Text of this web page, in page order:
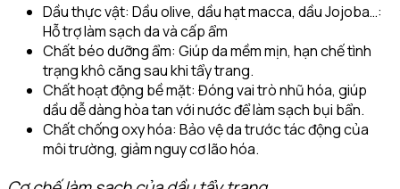
Dầu thực vật: Dầu olive, dầu hạt macca, dầu Jojoba…:
Hỗ trợ làm sạch da và cấp ẩm
Chất béo dưỡng ẩm: Giúp da mềm mịn, hạn chế tình
trạng khô căng sau khi tẩy trang.
Chất hoạt động bề mặt: Đóng vai trò nhũ hóa, giúp
dầu dễ dàng hòa tan với nước để làm sạch bụi bẩn.
Chất chống oxy hóa: Bảo vệ da trước tác động của
môi trường, giảm nguy cơ lão hóa.